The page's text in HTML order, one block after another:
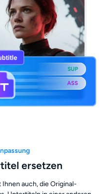
ersetzen
auch, die Original-